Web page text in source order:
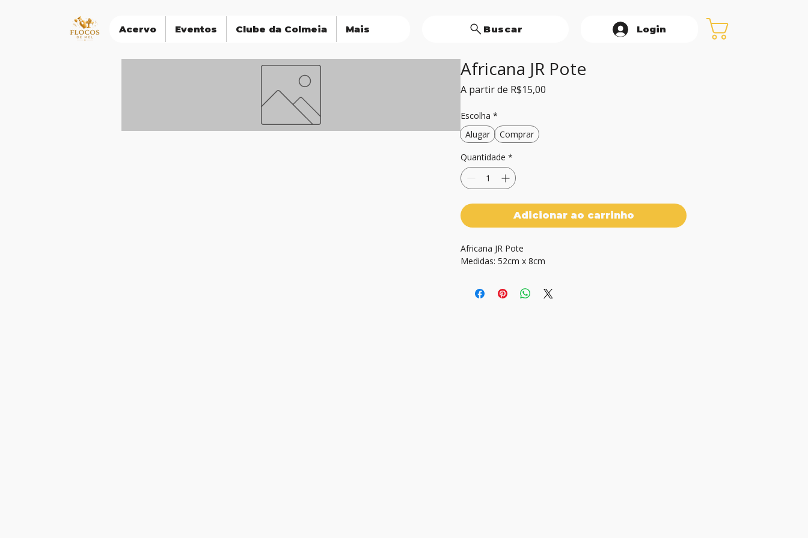
Acervo Eventos Clube da Colmeia Mais Buscar Login
Africana JR Pote
A partir de R$15,00
Escolha *
Alugar
Comprar
Quantidade *
Adicionar ao carrinho
Africana JR Pote
Medidas: 52cm x 8cm